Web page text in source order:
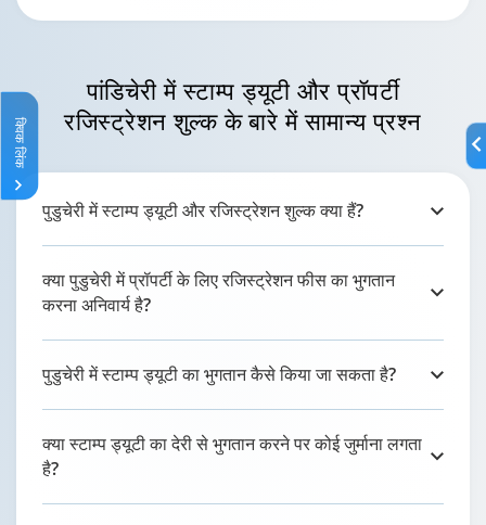
पांडिचेरी में स्टाम्प ड्यूटी औरप्रॉपर्टी
रजिस्ट्रेशन शुल्कके बारे में सामान्य प्रश्न
पुडुचेरी में स्टाम्प ड्यूटी और रजिस्ट्रेशन शुल्क क्या हैं?
क्या पुडुचेरी में प्रॉपर्टी के लिए रजिस्ट्रेशन फीस का भुगतान
करना अनिवार्य है?
पुडुचेरी में स्टाम्प ड्यूटी का भुगतान कैसे किया जा सकता है?
क्या स्टाम्प ड्यूटी का देरी से भुगतान करने पर कोई जुर्माना लगता
है?
क्विक लिंक